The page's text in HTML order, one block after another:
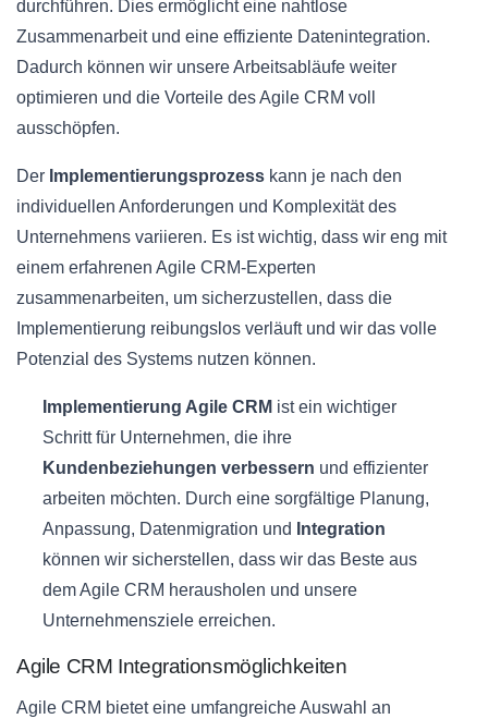
durchführen. Dies ermöglicht eine nahtlose
Zusammenarbeit und eine effiziente Datenintegration.
Dadurch können wir unsere Arbeitsabläufe weiter
optimieren und die Vorteile des Agile CRM voll
ausschöpfen.
Der Implementierungsprozess kann je nach den
individuellen Anforderungen und Komplexität des
Unternehmens variieren. Es ist wichtig, dass wir eng mit
einem erfahrenen Agile CRM-Experten
zusammenarbeiten, um sicherzustellen, dass die
Implementierung reibungslos verläuft und wir das volle
Potenzial des Systems nutzen können.
Implementierung Agile CRM ist ein wichtiger
Schritt für Unternehmen, die ihre
Kundenbeziehungen verbessern und effizienter
arbeiten möchten. Durch eine sorgfältige Planung,
Anpassung, Datenmigration und
Integration
können wir sicherstellen, dass wir das Beste aus
dem Agile CRM herausholen und unsere
Unternehmensziele erreichen.
Agile CRM Integrationsmöglichkeiten
Agile CRM bietet eine umfangreiche Auswahl an